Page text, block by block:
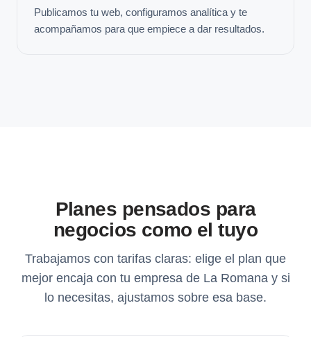
Publicamos tu web, configuramos analítica y te
acompañamos para que empiece a dar resultados.
Planes pensados para
negocios como el tuyo
Trabajamos con tarifas claras: elige el plan que
mejor encaja con tu empresa de La Romana y si
lo necesitas, ajustamos sobre esa base.